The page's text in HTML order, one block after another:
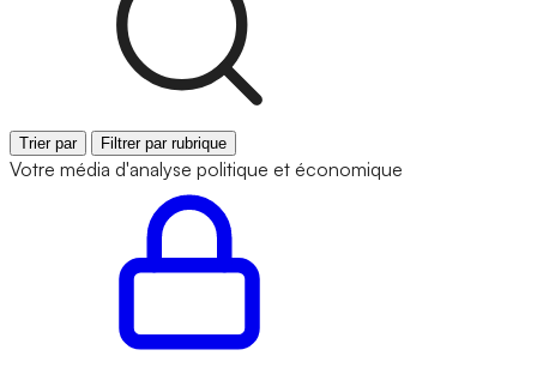
Trier par Filtrer par rubrique
Votre média d'analyse politique et économique